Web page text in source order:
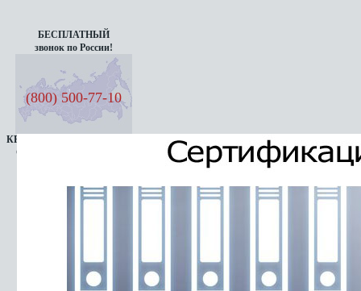
БЕСПЛАТНЫЙ
звонок по России!
(800) 500-77-10
КРУГЛОСУТОЧНАЯ ЛИНИЯ
СЕМЬ ДНЕЙ В НЕДЕЛЮ